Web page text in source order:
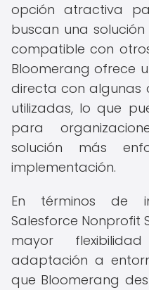
opción atractiva
buscan una
compatible con
Bloomerang ofrece
directa con algunas
utilizadas, lo que
para
solución más
implementación.
En términos de
Salesforce Nonprofit
mayor
adaptación a
que Bloomerang